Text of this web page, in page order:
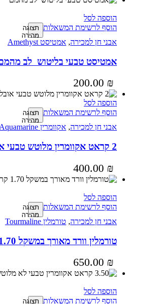
הוספה לסל
הוסף לרשימת המשאלות תצוגה
מהירה
אבני חן למכירה, אמטיסט Amethyst
אמטיסט טבעי בליטוש לב
200.00 ₪
הוספה לסל
הוסף לרשימת המשאלות תצוגה
מהירה
אבני חן למכירה, אקוומרין Aquamarine
2 קראט אקוומרין מלוטש טבעי אובל
400.00 ₪
הוספה לסל
הוסף לרשימת המשאלות תצוגה
מהירה
אבני חן למכירה, טורמלין Tourmaline
טורמלין וורד מאורך במשקל 1.70 קראט
650.00 ₪
הוספה לסל
הוסף לרשימת המשאלות תצוגה